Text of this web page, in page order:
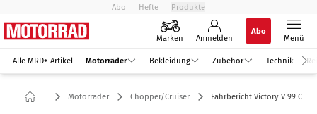
Abo Hefte Produkte
Marken Anmelden
Abo
Menü
Alle MRD+ Artikel Motorräder Bekleidung Zubehör Technik
Motorräder Chopper/Cruiser Fahrbericht Victory V 99 C